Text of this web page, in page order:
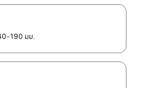
190 มม.